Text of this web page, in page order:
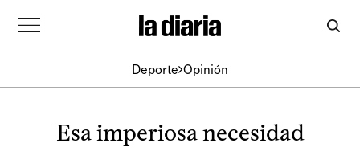
Deporte Opinión
Esa imperiosa necesidad